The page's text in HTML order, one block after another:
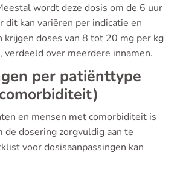
wordt deze dosis om de 6 uur
dit kan variëren per indicatie en
krijgen doses van 8 tot 20 mg per kg
verdeeld over meerdere innamen.
per patiënttype
en mensen met comorbiditeit is
de dosering zorgvuldig aan te
voor dosisaanpassingen kan